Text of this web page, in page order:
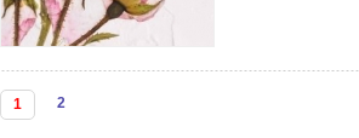
1 2